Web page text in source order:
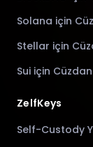
Solana için
Stellar için
Sui için Cüzdan
ZelfKeys
Self-Custody